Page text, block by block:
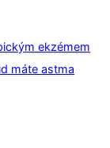
ekzémem
máte astma